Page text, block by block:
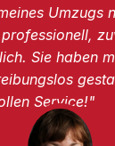
Umzugs
Sie haben
Service!"